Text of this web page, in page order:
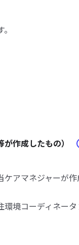
作成したもの）
アマネジャーが
境コーディネー